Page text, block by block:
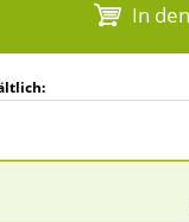
In